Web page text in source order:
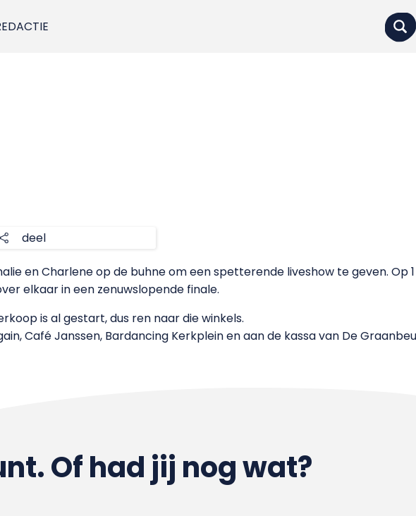
deel
en Charlene op de buhne om een spetterende liveshow te geven. Op
elkaar in een zenuwslopende finale.
is al gestart, dus ren naar die winkels.
Café Janssen, Bardancing Kerkplein en aan de kassa van De
Of had jij nog wat?